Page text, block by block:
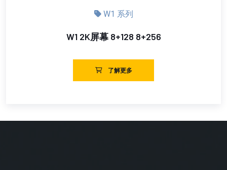
W1 系列
W1 2K屏幕 8+128 8+256
了解更多